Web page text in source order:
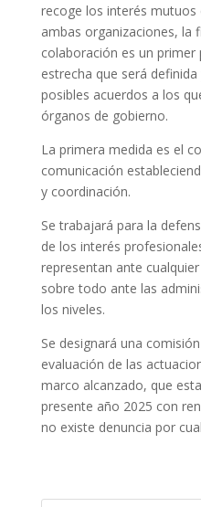
recoge los interés
ambas organizaciones, la
colaboración es un
estrecha que será
posibles acuerdos a los
órganos de gobierno.
La primera medida es el
comunicación
y coordinación.
Se trabajará para la
de los interés
representan ante
sobre todo ante las
los niveles.
Se designará una
evaluación de las
marco alcanzado, que
presente año 2025 con
no existe denuncia por